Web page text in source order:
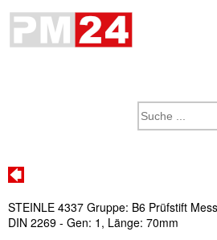
STEINLE 4337 Gruppe: B6 Prüfstift
DIN 2269 - Gen: 1, Länge: 70mm